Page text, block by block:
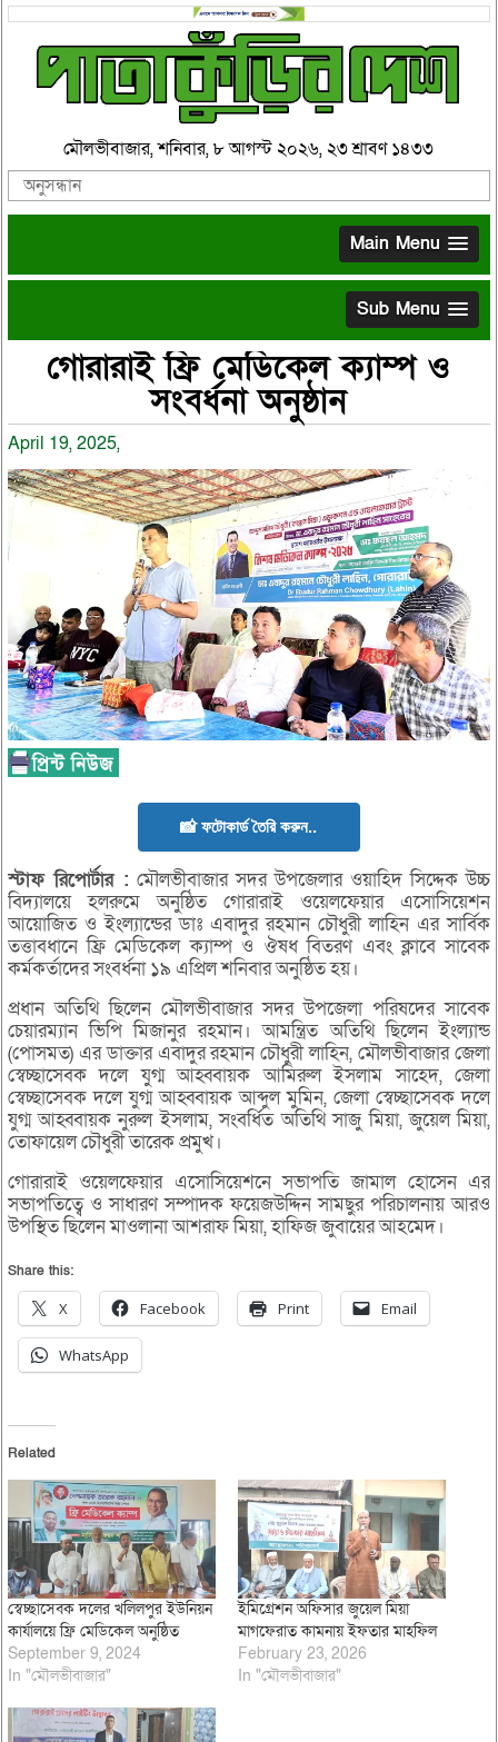
মৌলভীবাজার, শনিবার, ৮ আগস্ট ২০২৬, ২৩ শ্রাবণ ১৪৩৩
Main Menu
Sub Menu
গোরারাই ফ্রি মেডিকেল ক্যাম্প ও
সংবর্ধনা অনুষ্ঠান
April 19, 2025,
📸 ফটোকার্ড তৈরি করুন..
স্টাফরিপোর্টার : মৌলভীবাজার সদর উপজেলার ওয়াহিদ সিদ্দেক উচ্চ
বিদ্যালয়ে হলরুমে অনুষ্ঠিত গোরারাই ওয়েলফেয়ার এসোসিয়েশন
আয়োজিত ও ইংল্যান্ডের ডাঃ এবাদুর রহমান চৌধুরী লাহিন এর সার্বিক
তত্তাবধানে ফ্রি মেডিকেল ক্যাম্প ও ঔষধ বিতরণ এবং ক্লাবে সাবেক
কর্মকর্তাদের সংবর্ধনা ১৯ এপ্রিল শনিবার অনুষ্ঠিত হয়।
প্রধান অতিথি ছিলেন মৌলভীবাজার সদর উপজেলা পরিষদের সাবেক
চেয়ারম্যান ভিপি মিজানুর রহমান। আমন্ত্রিত অতিথি ছিলেন ইংল্যান্ড
(পোসমত) এর ডাক্তার এবাদুর রহমান চৌধুরী লাহিন, মৌলভীবাজার জেলা
স্বেচ্ছাসেবক দলে যুগ্ম আহ্ববায়ক আমিরুল ইসলাম সাহেদ, জেলা
স্বেচ্ছাসেবক দলে যুগ্ম আহ্ববায়ক আব্দুল মুমিন, জেলা স্বেচ্ছাসেবক দলে
যুগ্ম আহ্ববায়ক নুরুল ইসলাম, সংবর্ধিত অতিথি সাজু মিয়া, জুয়েল মিয়া,
তোফায়েল চৌধুরী তারেক প্রমুখ।
গোরারাই ওয়েলফেয়ার এসোসিয়েশনে সভাপতি জামাল হোসেন এর
সভাপতিত্বে ও সাধারণ সম্পাদক ফয়েজউদ্দিন সামছুর পরিচালনায় আরও
উপস্থিত ছিলেন মাওলানা আশরাফ মিয়া, হাফিজ জুবায়ের আহমেদ।
Share this:
X Facebook Print Email
WhatsApp
Related
স্বেচ্ছাসেবক দলের খলিলপুর ইউনিয়ন
কার্যালয়ে ফ্রি মেডিকেল অনুষ্ঠিত
September 9, 2024
In "মৌলভীবাজার"
ইমিগ্রেশন অফিসার জুয়েল মিয়া
মাগফেরাত কামনায় ইফতার মাহফিল
February 23, 2026
In "মৌলভীবাজার"